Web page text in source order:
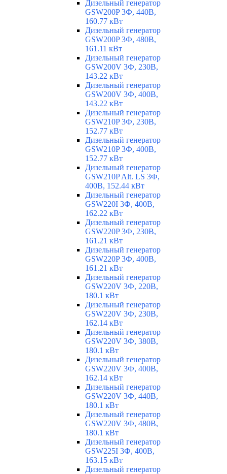
Дизельный генератор
GSW200P 3Ф, 440В,
160.77 кВт
Дизельный генератор
GSW200P 3Ф, 480В,
161.11 кВт
Дизельный генератор
GSW200V 3Ф, 230В,
143.22 кВт
Дизельный генератор
GSW200V 3Ф, 400В,
143.22 кВт
Дизельный генератор
GSW210P 3Ф, 230В,
152.77 кВт
Дизельный генератор
GSW210P 3Ф, 400В,
152.77 кВт
Дизельный генератор
GSW210P Alt. LS 3Ф,
400В, 152.44 кВт
Дизельный генератор
GSW220I 3Ф, 400В,
162.22 кВт
Дизельный генератор
GSW220P 3Ф, 230В,
161.21 кВт
Дизельный генератор
GSW220P 3Ф, 400В,
161.21 кВт
Дизельный генератор
GSW220V 3Ф, 220В,
180.1 кВт
Дизельный генератор
GSW220V 3Ф, 230В,
162.14 кВт
Дизельный генератор
GSW220V 3Ф, 380В,
180.1 кВт
Дизельный генератор
GSW220V 3Ф, 400В,
162.14 кВт
Дизельный генератор
GSW220V 3Ф, 440В,
180.1 кВт
Дизельный генератор
GSW220V 3Ф, 480В,
180.1 кВт
Дизельный генератор
GSW225I 3Ф, 400В,
163.15 кВт
Дизельный генератор